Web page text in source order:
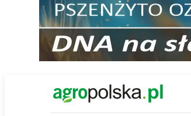
Main Logo